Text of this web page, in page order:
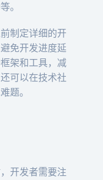
。
制定详细的开
免开发进度延
架和工具，减
可以在技术社
题。
开发者需要注